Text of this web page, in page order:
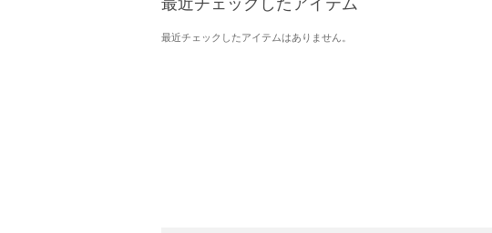
最近チェックしたアイテムはありません。